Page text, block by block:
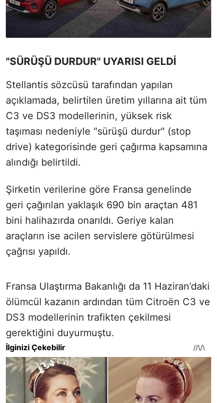
"SÜRÜŞÜ DURDUR" UYARISI GELDİ
Stellantis sözcüsü tarafından yapılan
açıklamada, belirtilen üretim yıllarına ait tüm
C3 ve DS3 modellerinin, yüksek risk
taşıması nedeniyle "sürüşü durdur" (stop
drive) kategorisinde geri çağırma kapsamına
alındığı belirtildi.
Şirketin verilerine göre Fransa genelinde
geri çağırılan yaklaşık 690 bin araçtan 481
bini halihazırda onarıldı. Geriye kalan
araçların ise acilen servislere götürülmesi
çağrısı yapıldı.
Fransa Ulaştırma Bakanlığı da 11 Haziran’daki
ölümcül kazanın ardından tüm Citroën C3 ve
DS3 modellerinin trafikten çekilmesi
gerektiğini duyurmuştu.